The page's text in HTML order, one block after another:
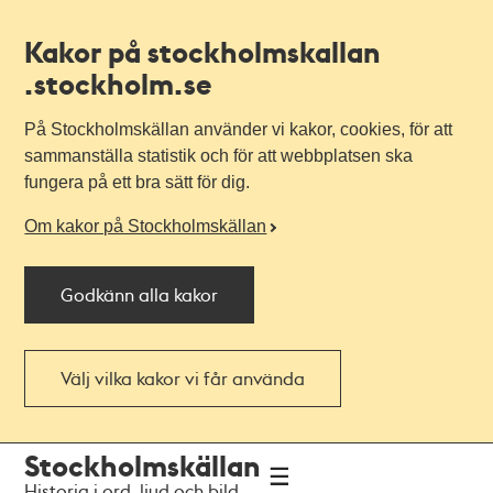
Kakor på stockholmskallan
.stockholm.se
På Stockholmskällan använder vi kakor, cookies, för att
sammanställa statistik och för att webbplatsen ska
fungera på ett bra sätt för dig.
Om kakor på Stockholmskällan
Godkänn alla kakor
Välj vilka kakor vi får använda
navigationen
huvudinnehållet
Stockholmskällan